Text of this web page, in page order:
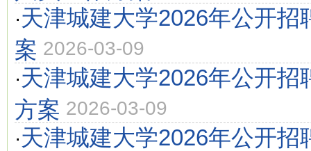
·天津城建大学2026年公开招
案 2026-03-09
·天津城建大学2026年公开招
方案 2026-03-09
·天津城建大学2026年公开招